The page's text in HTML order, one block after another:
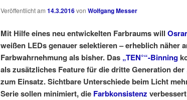
Veröffentlicht am 14.3.2016von Wolfgang Messer
Mit Hilfe eines neu entwickelten Farbraums will
weißen LEDs genauer selektieren – erheblich näher
Farbwahrnehmung als bisher. Das „TEN°“-Binning
als zusätzliches Feature für die dritte Generation
zum Einsatz. Sichtbare Unterschiede beim Licht
Serie sollen minimiert, die Farbkonsistenz